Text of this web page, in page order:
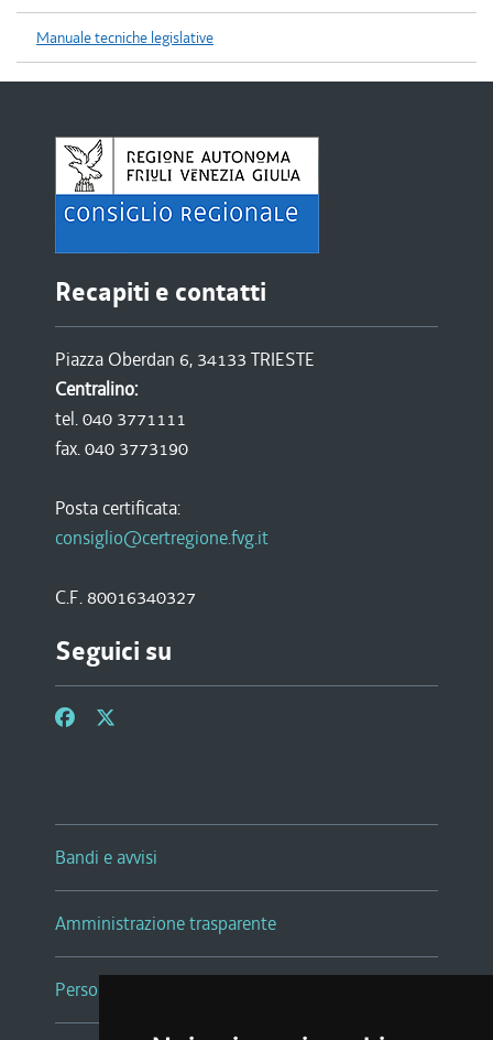
Manuale tecniche legislative
Recapiti e contatti
Piazza Oberdan 6, 34133 TRIESTE
Centralino:
tel. 040 3771111
fax. 040 3773190
Posta certificata:
consiglio@certregione.fvg.it
C.F. 80016340327
Seguici su
Bandi e avvisi
Amministrazione trasparente
Persone e Uffici